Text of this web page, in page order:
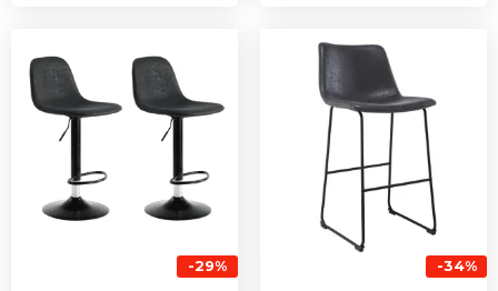
-29%
prijs
was:
€ 144,00.€ 102,00.
-34%
prijs
was:
€ 135,00.